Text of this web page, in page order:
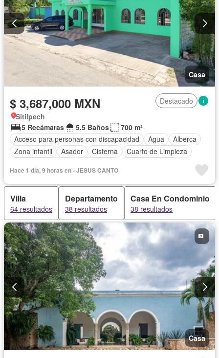
Casa
$ 3,687,000 MXN
Destacado
Sitilpech
5 Recámaras
5.5 Baños
700 m²
Acceso para personas con discapacidad
Agua
Alberca
Zona infantil
Asador Cisterna
Cuarto de Limpieza
Despacho
Azotea Terraza
Zonas verdes
Sin amueblar
Hace 1 día, 9 horas en - JESUS CANTO
Villa
64 resultados
Departamento
38 resultados
Casa En Condominio
38 resultados
Casa